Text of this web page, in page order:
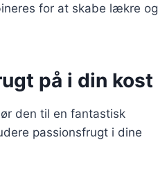
for at skabe lækre og
på i din kost
den til en fantastisk
passionsfrugt i dine